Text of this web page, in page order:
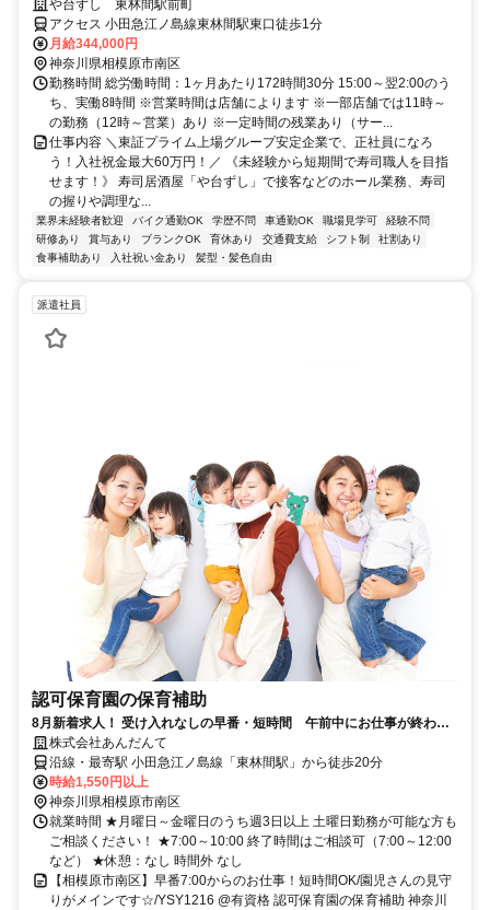
境づくりに力を入れています◎
や台ずし 東林間駅前町
アクセス 小田急江ノ島線東林間駅東口徒歩1分
月給344,000円
神奈川県相模原市南区
勤務時間 総労働時間：1ヶ月あたり172時間30分 15:00～翌2:00のう
ち、実働8時間 ※営業時間は店舗によります ※一部店舗では11時～
の勤務（12時～営業）あり ※一定時間の残業あり（サー...
仕事内容 ＼東証プライム上場グループ安定企業で、正社員になろ
う！入社祝金最大60万円！／ 《未経験から短期間で寿司職人を目指
せます！》 寿司居酒屋「や台ずし」で接客などのホール業務、寿司
の握りや調理な...
業界未経験者歓迎 バイク通勤OK 学歴不問 車通勤OK 職場見学可
経験不問
研修あり
賞与あり ブランクOK 育休あり 交通費支給 シフト制
社割あり
食事補助あり
入社祝い金あり 髪型・髪色自由
派遣社員
認可保育園の保育補助
8月新着求人！ 受け入れなしの早番・短時間 午前中にお仕事が終わる
からプライベート充実！
株式会社あんだんて
沿線・最寄駅 小田急江ノ島線「東林間駅」から徒歩20分
時給1,550円以上
神奈川県相模原市南区
就業時間 ★月曜日～金曜日のうち週3日以上 土曜日勤務が可能な方も
ご相談ください！ ★7:00～10:00 終了時間はご相談可（7:00～12:00
など） ★休憩：なし 時間外 なし
【相模原市南区】早番7:00からのお仕事！短時間OK/園児さんの見守
りがメインです☆/YSY1216 @有資格 認可保育園の保育補助 神奈川